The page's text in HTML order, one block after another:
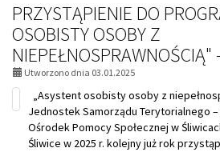
PRZYSTĄPIENIE DO
OSOBISTY OSOBY Z
NIEPEŁNOSPRAWNOŚCIĄ"
Utworzono dnia 03.01.2025
„Asystent osobisty osoby z
Jednostek Samorządu Terytorialnego –
Ośrodek Pomocy Społecznej w
Śliwice w 2025 r. kolejny już rok